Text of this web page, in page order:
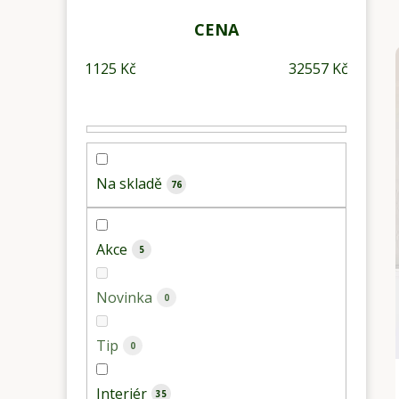
n
CENA
1125 Kč 32557 Kč
Na skladě 76
Akce 5
Novinka 0
Tip 0
Interiér 35